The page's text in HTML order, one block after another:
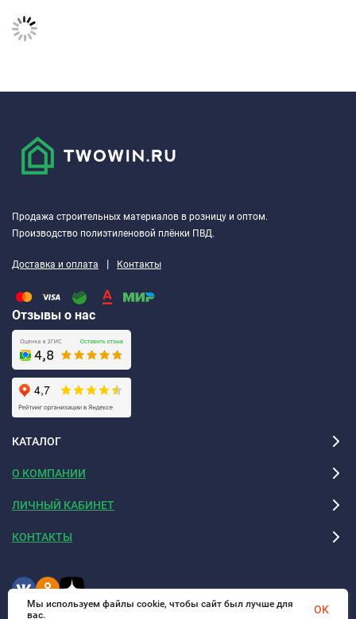
Продажа строительных материалов в розницу и оптом.
Производство полиэтиленовой плёнки ПВД.
Доставка и оплата | Контакты
Отзывы о нас
КАТАЛОГ
О КОМПАНИИ
ЛИЧНЫЙ КАБИНЕТ
КОНТАКТЫ
Мы используем файлы cookie, чтобы сайт был лучше для
вас.
OK